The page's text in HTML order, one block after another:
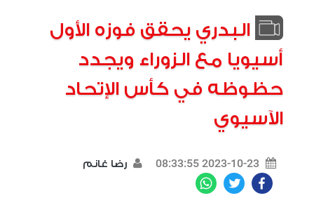
البدري يحقق فوزه الأول
أسيويا مع الزوراء ويجدد
حظوظه في كأس الإتحاد
الآسيوي
2023-10-23 08:33:55 رضا غانم
Facebook
Twitter